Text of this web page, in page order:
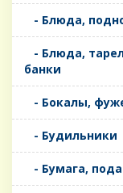
- Блюда,
- Блюда,
банки
- Бокалы,
- Будильники
- Бумага,